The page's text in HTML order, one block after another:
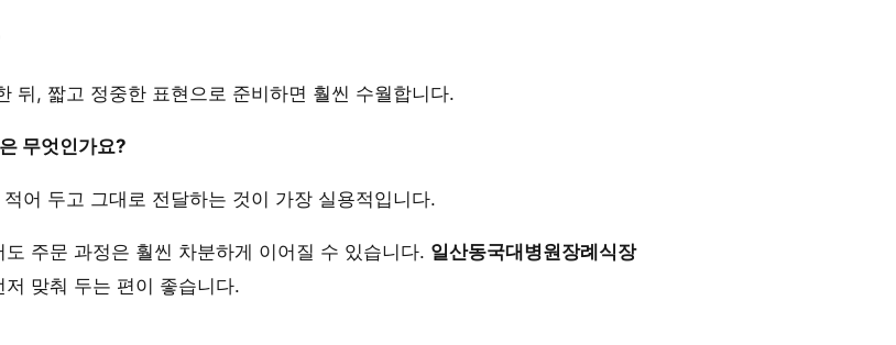
뒤, 짧고 정중한 표현으로 준비하면 훨씬 수월합니다.
무엇인가요?
어 두고 그대로 전달하는 것이 가장 실용적입니다.
주문 과정은 훨씬 차분하게 이어질 수 있습니다. 일산동국대병원장례식장
맞춰 두는 편이 좋습니다.